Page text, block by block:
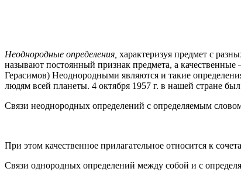
Неоднородные определения, характеризуя предмет с
называют постоянный признак предмета, а
Герасимов) Неоднородными являются и такие
людям всей планеты. 4 октября 1957 г. в нашей стране
Связи неоднородных определений с определяемым
При этом качественное прилагательное относится к
Связи однородных определений между собой и с